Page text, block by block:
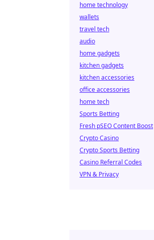
home technology
wallets
travel tech
audio
home gadgets
kitchen gadgets
kitchen accessories
office accessories
home tech
Sports Betting
Fresh pSEO Content Boost
Crypto Casino
Crypto Sports Betting
Casino Referral Codes
VPN & Privacy